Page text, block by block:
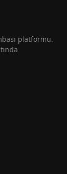
platformu.